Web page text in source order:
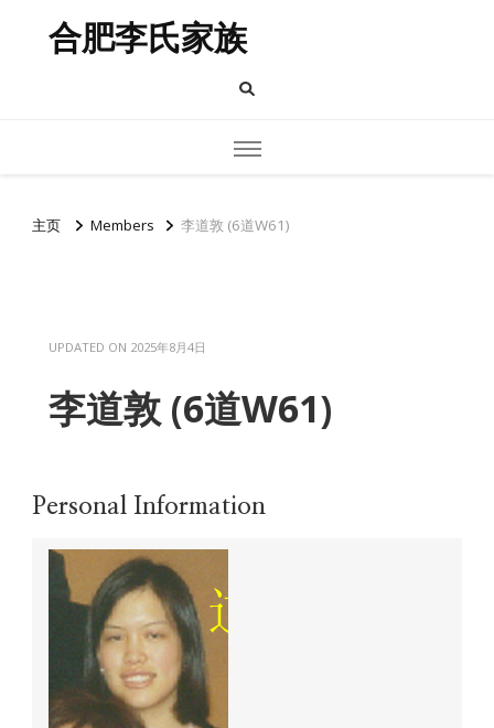
合肥李氏家族
主页 Members 李道敦 (6道W61)
UPDATED ON 2025年8月4日
李道敦 (6道W61)
Personal Information